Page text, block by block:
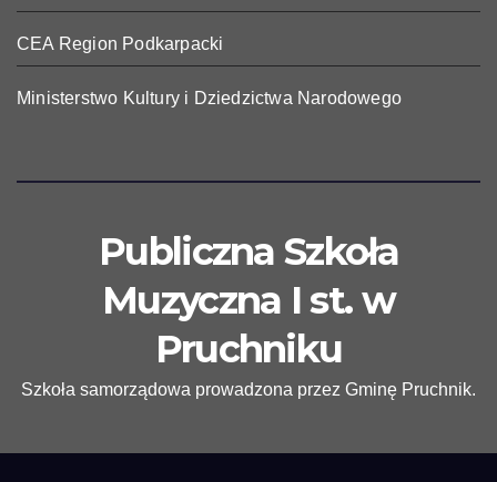
CEA Region Podkarpacki
Ministerstwo Kultury i Dziedzictwa Narodowego
Publiczna Szkoła
Muzyczna I st. w
Pruchniku
Szkoła samorządowa prowadzona przez Gminę Pruchnik.